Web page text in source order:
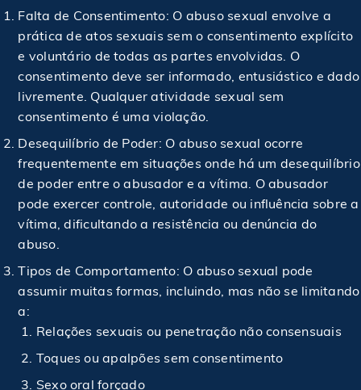
Falta de Consentimento: O abuso sexual envolve a
prática de atos sexuais sem o consentimento explícito
e voluntário de todas as partes envolvidas. O
consentimento deve ser informado, entusiástico e dado
livremente. Qualquer atividade sexual sem
consentimento é uma violação.
Desequilíbrio de Poder: O abuso sexual ocorre
frequentemente em situações onde há um desequilíbrio
de poder entre o abusador e a vítima. O abusador
pode exercer controle, autoridade ou influência sobre a
vítima, dificultando a resistência ou denúncia do
abuso.
Tipos de Comportamento: O abuso sexual pode
assumir muitas formas, incluindo, mas não se limitando
a:
Relações sexuais ou penetração não consensuais
Toques ou apalpões sem consentimento
Sexo oral forçado